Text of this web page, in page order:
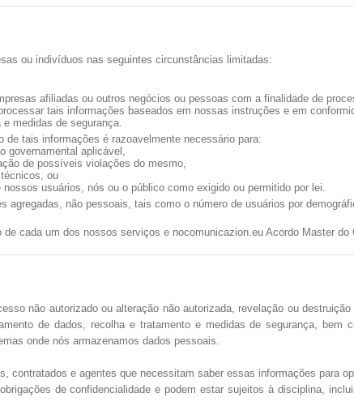
ou indivíduos nas seguintes circunstâncias limitadas:
afiliadas ou outros negócios ou pessoas com a finalidade de
tais informações baseados em nossas instruções e em
medidas de segurança.
tais informações é razoavelmente necessário para:
governamental aplicável,
de possíveis violações do mesmo,
ou
usuários, nós ou o público como exigido ou permitido por lei.
não pessoais, tais como o número de usuários por
cada um dos nossos serviços e nocomunicazion.eu Acordo Master do
não autorizado ou alteração não autorizada, revelação ou
de dados, recolha e tratamento e medidas de segurança, bem
onde nós armazenamos dados pessoais.
contratados e agentes que necessitam saber essas informações para
de confidencialidade e podem estar sujeitos à disciplina,